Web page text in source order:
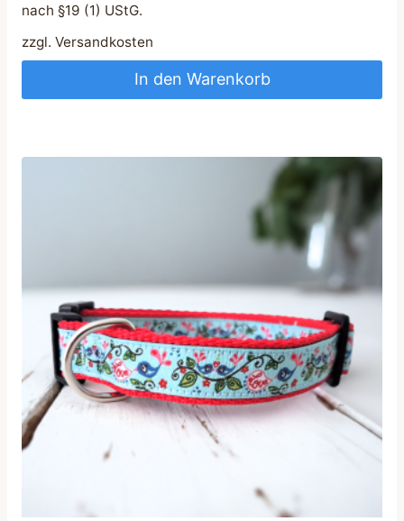
nach §19 (1) UStG.
zzgl. Versandkosten
In den Warenkorb